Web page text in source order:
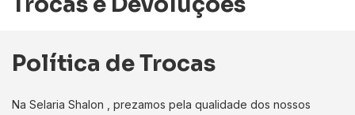
Política de Trocas
Na Selaria Shalon , prezamos pela qualidade dos nossos